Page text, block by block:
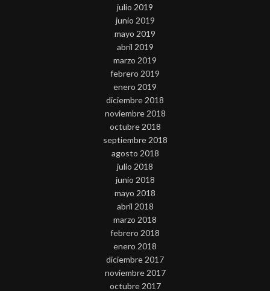
julio 2019
junio 2019
mayo 2019
abril 2019
marzo 2019
febrero 2019
enero 2019
diciembre 2018
noviembre 2018
octubre 2018
septiembre 2018
agosto 2018
julio 2018
junio 2018
mayo 2018
abril 2018
marzo 2018
febrero 2018
enero 2018
diciembre 2017
noviembre 2017
octubre 2017